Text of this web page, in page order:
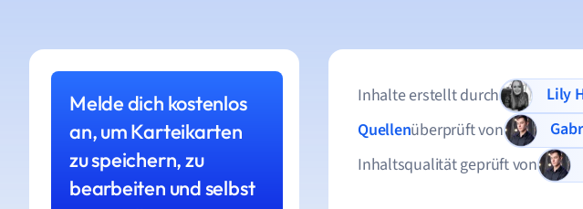
Melde dich kostenlos
an, um Karteikarten
zu speichern, zu
bearbeiten und selbst
Inhalte erstellt durch
Quellenüberprüft von
Inhaltsqualität geprüft von